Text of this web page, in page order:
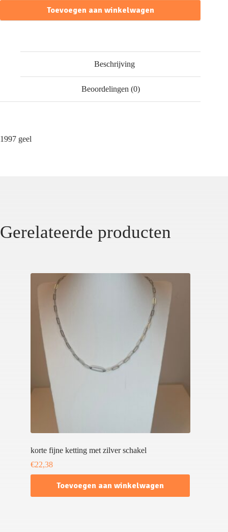
Toevoegen aan winkelwagen
Beschrijving
Beoordelingen (0)
1997 geel
Gerelateerde producten
korte fijne ketting met zilver schakel
€22,38
Toevoegen aan winkelwagen